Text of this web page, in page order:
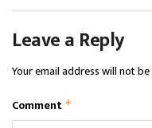
Leave a Reply
Your email address will not
Comment *